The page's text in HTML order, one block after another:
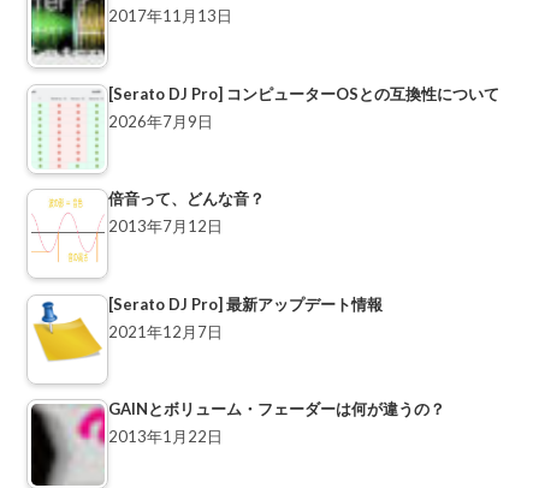
2017年11月13日
[Serato DJ Pro] コンピューターOSとの互換性について
2026年7月9日
倍音って、どんな音？
2013年7月12日
[Serato DJ Pro] 最新アップデート情報
2021年12月7日
GAINとボリューム・フェーダーは何が違うの？
2013年1月22日